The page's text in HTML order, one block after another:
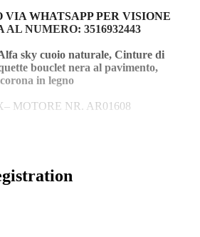
WHATSAPP PER VISIONE
NUMERO: 3516932443
sky cuoio naturale, Cinture di
bouclet nera al pavimento,
in legno
MOTORE NR. AR01608
LIBRETTO A PAGINE
USO E MANUTENZIONE